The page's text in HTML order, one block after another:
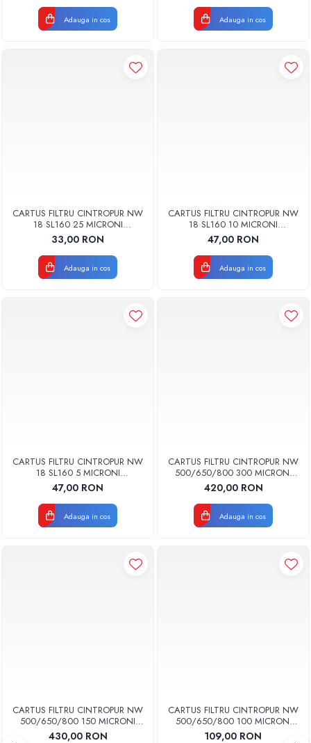
Adauga in cos Adauga in cos
CARTUS FILTRU CINTROPUR NW
18 SL160 25 MICRONI
MANSOANE FILTRARE SET 5BUC
33,00 RON
Adauga in cos
CARTUS FILTRU CINTROPUR NW
18 SL160 10 MICRONI
MANSOANE FILTRARE SET 5BUC
47,00 RON
Adauga in cos
CARTUS FILTRU CINTROPUR NW
18 SL160 5 MICRONI
MANSOANE FILTRARE SET 5BUC
47,00 RON
Adauga in cos
CARTUS FILTRU CINTROPUR NW
500/650/800 300 MICRONI
MANSOANE FILTRARE SET 5BUC
420,00 RON
Adauga in cos
CARTUS FILTRU CINTROPUR NW
500/650/800 150 MICRONI
MANSOANE FILTRARE SET 5BUC
430,00 RON
CARTUS FILTRU CINTROPUR NW
500/650/800 100 MICRONI
MANSOANE FILTRARE SET 5BUC
109,00 RON